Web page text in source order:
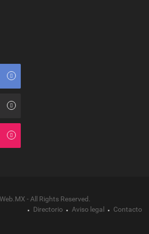
- All Rights Reserved.
Directorio
Aviso legal Contacto